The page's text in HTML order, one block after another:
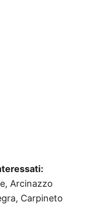
Arcinazzo
Carpineto